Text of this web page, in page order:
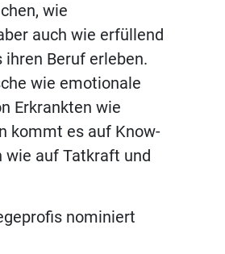
wie
auch wie erfüllend
Beruf erleben.
wie emotionale
Erkrankten wie
kommt es auf Know-
wie auf Tatkraft und
nominiert